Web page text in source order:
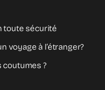
toute sécurité
voyage à l’étranger?
coutumes ?